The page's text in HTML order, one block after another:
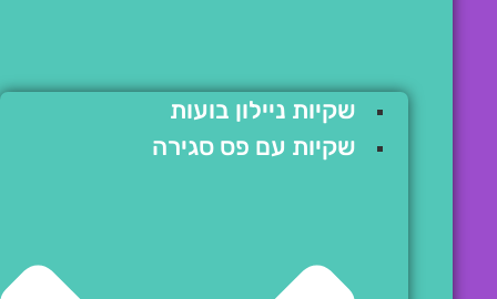
שקיות ניילון בועות
שקיות עם פס סגירה